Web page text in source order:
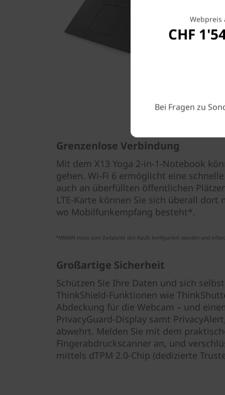
Grenzenlose Verbindung
Mit dem X13 Yoga 2-in-1-Notebook
gehen. Wi-Fi 6 ermöglicht eine
auch an überfüllten öffentlichen
LTE-Karte können Sie sich überall
wo Mobilfunkempfang besteht*.
*WWAN muss zum Zeitpunkt des Kaufs konfiguriert werden und
Großartige Sicherheit
Schützen Sie Ihre Daten und sich
ThinkShield-Funktionen wie
Abdeckung für die Webcam – und
PrivacyGuard-Display samt
abwehrt. Melden Sie mit dem
Fingerabdruckscanner an, und
mittels dTPM 2.0-Chip (dedizierte
Webpreis
CHF
Bei Fragen zu